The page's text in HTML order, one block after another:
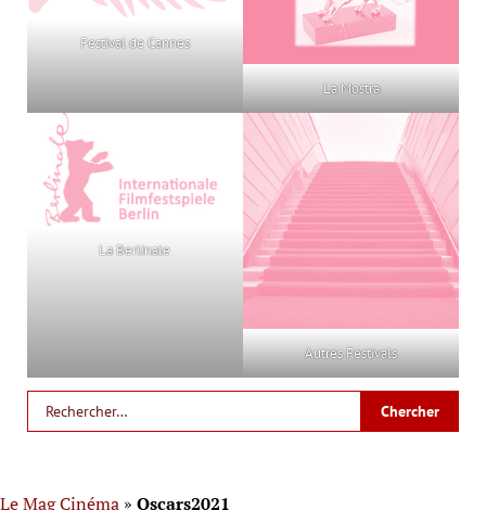
Festival de Cannes
La Mostra
La Berlinale
Autres Festivals
Le Mag Cinéma » Oscars2021